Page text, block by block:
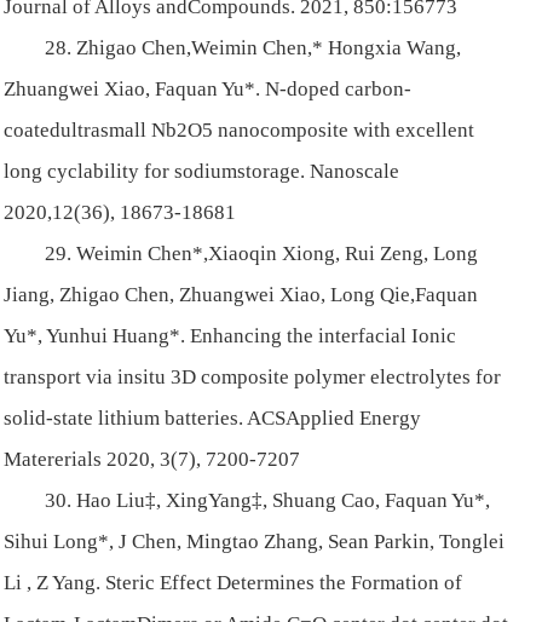
Journal of Alloys andCompounds. 2021, 850:156773
28. Zhigao Chen,Weimin Chen,* Hongxia Wang,
Zhuangwei Xiao, Faquan Yu*. N-doped carbon-
coatedultrasmall Nb2O5 nanocomposite with excellent
long cyclability for sodiumstorage. Nanoscale
2020,12(36), 18673-18681
29. Weimin Chen*,Xiaoqin Xiong, Rui Zeng, Long
Jiang, Zhigao Chen, Zhuangwei Xiao, Long Qie,Faquan
Yu*, Yunhui Huang*. Enhancing the interfacial Ionic
transport via insitu 3D composite polymer electrolytes for
solid-state lithium batteries. ACSApplied Energy
Matererials 2020, 3(7), 7200-7207
30. Hao Liu‡, XingYang‡, Shuang Cao, Faquan Yu*,
Sihui Long*, J Chen, Mingtao Zhang, Sean Parkin, Tonglei
Li , Z Yang. Steric Effect Determines the Formation of